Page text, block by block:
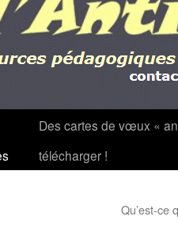
Des cartes de vœux «
télécharger !
Qu’est-ce